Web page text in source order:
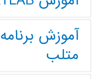
آموزش
متلب